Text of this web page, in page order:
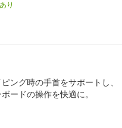
り
ピング時の手首をサポートし、
ードの操作を快適に。